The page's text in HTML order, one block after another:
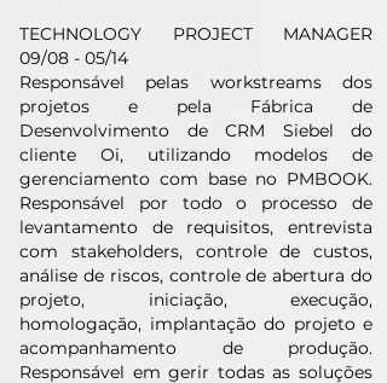
TECHNOLOGY PROJECT MANAGER
09/08 - 05/14
Responsável pelas workstreams dos
projetos e pela Fábrica de
Desenvolvimento de CRM Siebel do
cliente Oi, utilizando modelos de
gerenciamento com base no PMBOOK.
Responsável por todo o processo de
levantamento de requisitos, entrevista
com stakeholders, controle de custos,
análise de riscos, controle de abertura do
projeto, iniciação, execução,
homologação, implantação do projeto e
acompanhamento de produção.
Responsável em gerir todas as soluções